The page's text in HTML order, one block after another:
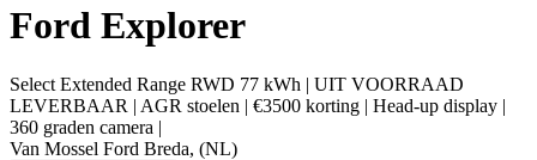
Ford Explorer
Select Extended Range RWD 77 kWh | UIT VOORRAAD
LEVERBAAR | AGR stoelen | €3500 korting | Head-up display |
360 graden camera |
Van Mossel Ford Breda, (NL)